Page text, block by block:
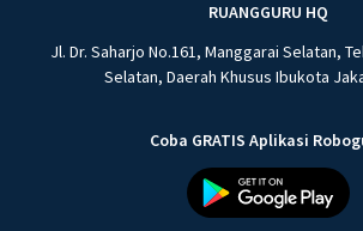
RUANGGURU HQ
Jl. Dr. Saharjo No.161, Manggarai Selatan,
Selatan, Daerah Khusus Ibukota
Coba GRATIS Aplikasi